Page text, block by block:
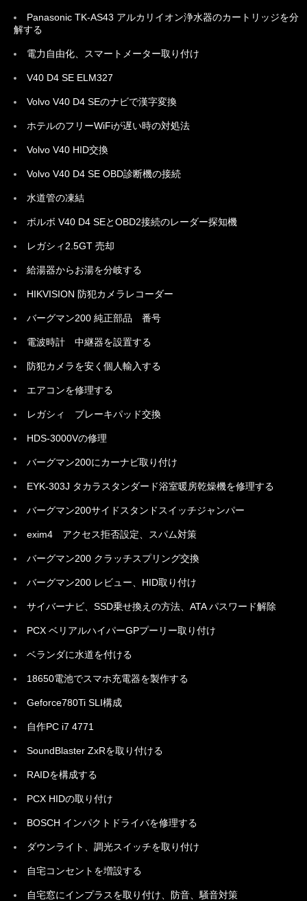
Panasonic TK-AS43 アルカリイオン浄水器のカートリッジを分
解する
電力自由化、スマートメーター取り付け
V40 D4 SE ELM327
Volvo V40 D4 SEのナビで漢字変換
ホテルのフリーWiFiが遅い時の対処法
Volvo V40 HID交換
Volvo V40 D4 SE OBD診断機の接続
水道管の凍結
ボルボ V40 D4 SEとOBD2接続のレーダー探知機
レガシィ2.5GT 売却
給湯器からお湯を分岐する
HIKVISION 防犯カメラレコーダー
バーグマン200 純正部品 番号
電波時計 中継器を設置する
防犯カメラを安く個人輸入する
エアコンを修理する
レガシィ ブレーキパッド交換
HDS-3000Vの修理
バーグマン200にカーナビ取り付け
EYK-303J タカラスタンダード浴室暖房乾燥機を修理する
バーグマン200サイドスタンドスイッチジャンパー
exim4 アクセス拒否設定、スパム対策
バーグマン200 クラッチスプリング交換
バーグマン200 レビュー、HID取り付け
サイバーナビ、SSD乗せ換えの方法、ATA パスワード解除
PCX ベリアルハイパーGPプーリー取り付け
ベランダに水道を付ける
18650電池でスマホ充電器を製作する
Geforce780Ti SLI構成
自作PC i7 4771
SoundBlaster ZxRを取り付ける
RAIDを構成する
PCX HIDの取り付け
BOSCH インパクトドライバを修理する
ダウンライト、調光スイッチを取り付け
自宅コンセントを増設する
自宅窓にインプラスを取り付け、防音、騒音対策